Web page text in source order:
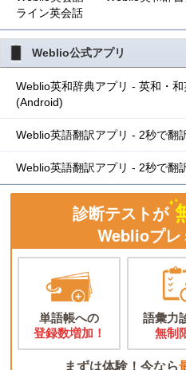
ライン英会話
Weblio公式アプリ
Weblio英和辞典アプリ - 英和・
(Android)
Weblio英語翻訳アプリ - 2秒で翻
Weblio英語翻訳アプリ - 2秒で翻
診断テストが
Weblioプレ
単語帳への
登録数増加！
語彙力
無制
まずは体験！今なら